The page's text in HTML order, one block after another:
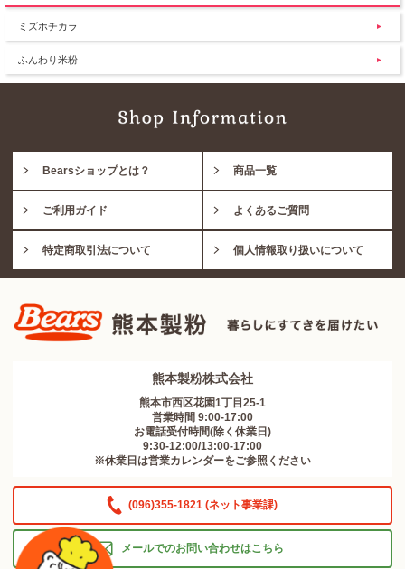
ミズホチカラ
ふんわり米粉
Bearsショップとは？ 商品一覧
ご利用ガイド よくあるご質問
特定商取引法について 個人情報取り扱いについて
熊本製粉株式会社
熊本市西区花園1丁目25-1
営業時間 9:00-17:00
お電話受付時間(除く休業日)
9:30-12:00/13:00-17:00
※休業日は営業カレンダーをご参照ください
(096)355-1821 (ネット事業課)
メールでのお問い合わせはこちら